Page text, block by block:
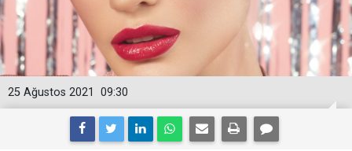
09:30
25 Ağustos 2021